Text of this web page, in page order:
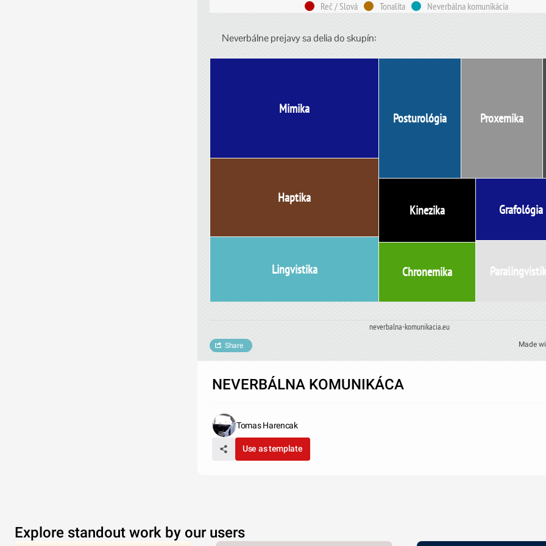
Reč / Slová Tonalita Neverbálna komunikácia
Neverbálne prejavy sa delia do skupín:
Mimika
Haptika
Posturológia
Lingvistika
Kinezika
Chronemika
Proxemika
Grafológia
neverbalna-komunikacia.eu
Made
Share
NEVERBÁLNA KOMUNIKÁCA
Tomas Harencak
Use as template
Explore standout work by our users